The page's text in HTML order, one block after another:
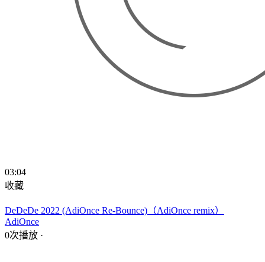
03:04
收藏
DeDeDe 2022 (AdiOnce Re-Bounce)（AdiOnce remix）
AdiOnce
0次播放 ·